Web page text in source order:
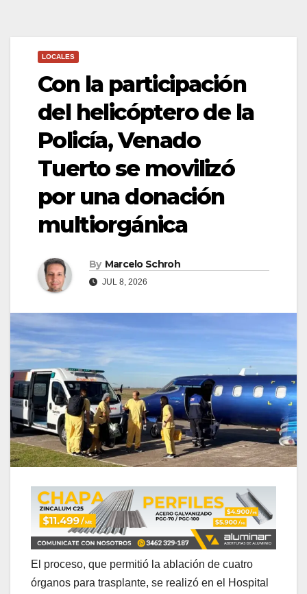
LOCALES
Con la participación
del helicóptero de la
Policía, Venado
Tuerto se movilizó
por una donación
multiorgánica
By Marcelo Schroh
JUL 8, 2026
El proceso, que permitió la ablación de cuatro
órganos para trasplante, se realizó en el Hospital